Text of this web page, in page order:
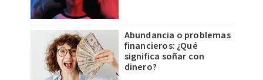
Abundancia o problemas
financieros: ¿Qué
significa soñar con
dinero?